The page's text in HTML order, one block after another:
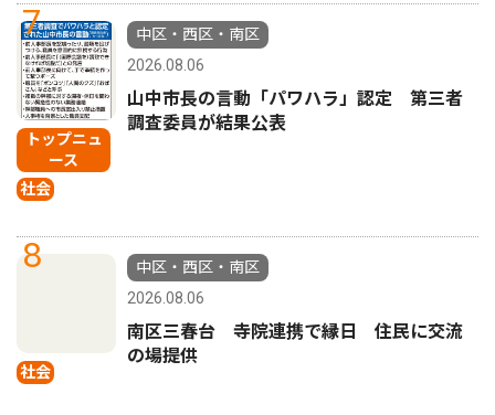
7
トップニュ
ース
社会
中区・西区・南区
2026.08.06
山中市長の言動「パワハラ」認定 第三者
調査委員が結果公表
8
社会
中区・西区・南区
2026.08.06
南区三春台 寺院連携で縁日 住民に交流
の場提供